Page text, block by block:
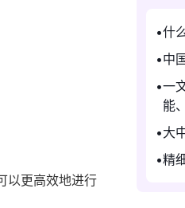
以更高效地进行
什
中
一
能
大
精